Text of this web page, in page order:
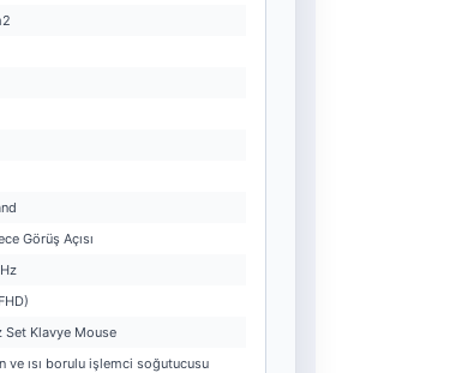
Görüş Açısı
Set Klavye Mouse
ve ısı borulu işlemci soğutucusu